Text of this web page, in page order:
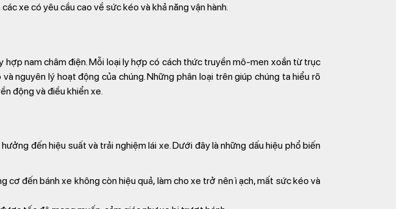
xe có yêu cầu cao về sức kéo và khả năng vận hành.
nam châm điện. Mỗi loại ly hợp có cách thức truyền mô-men xoắn từ trục
nguyên lý hoạt động của chúng. Những phân loại trên giúp chúng ta hiểu rõ
động và điều khiển xe.
đến hiệu suất và trải nghiệm lái xe. Dưới đây là những dấu hiệu phổ biến
cơ đến bánh xe không còn hiệu quả, làm cho xe trở nên ì ạch, mất sức kéo và